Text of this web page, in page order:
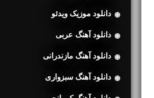
دانلود موزیک ویدئو
دانلود آهنگ عربی
دانلود آهنگ مازندرانی
دانلود آهنگ سبزواری